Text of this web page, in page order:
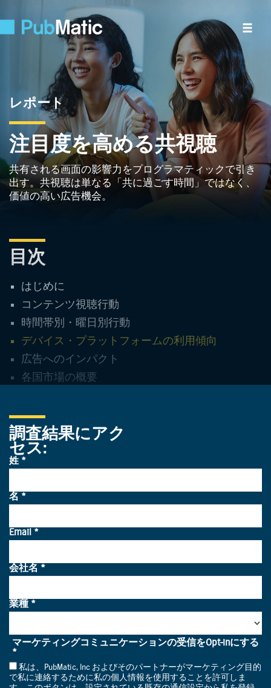
レポート
注目度を高める共視聴
共有される画面の影響力をプログラマティックで引き
出す。共視聴は単なる「共に過ごす時間」ではなく、
価値の高い広告機会。
目次
はじめに
コンテンツ視聴行動
時間帯別・曜日別行動
デバイス・プラットフォームの利用傾向
広告へのインパクト
各国市場の概要
共視聴の中心はCTVだがあら
CTVは共視聴で圧倒的な存在感を示しています。こ
され、「アテンションの共有」をもたらす画面とし
用状況は市場によって異なります。インドでは多様
なデバイスを用いた共視聴がより活発である一方、
しています。
調査結果にアク
セス: